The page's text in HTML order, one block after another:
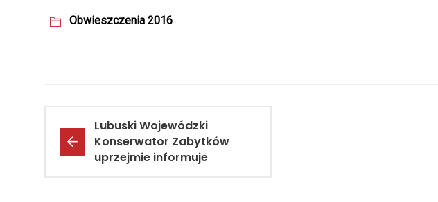
Obwieszczenia 2016
Lubuski Wojewódzki
Konserwator Zabytków
uprzejmie informuje